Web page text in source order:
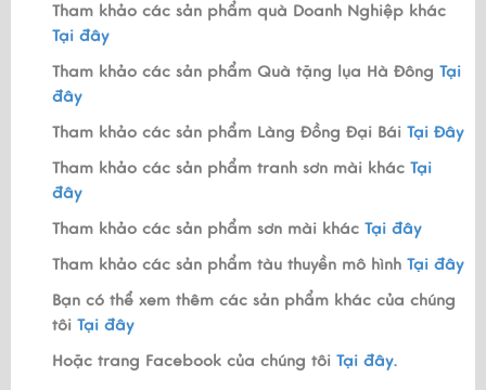
Tham khảo các sản phẩm quà Doanh Nghiệp khác
Tại đây
Tham khảo các sản phẩm Quà tặng lụa Hà Đông Tại
đây
Tham khảo các sản phẩm Làng Đồng Đại Bái Tại Đây
Tham khảo các sản phẩm tranh sơn mài khác Tại
đây
Tham khảo các sản phẩm sơn mài khác Tại đây
Tham khảo các sản phẩm tàu thuyền mô hình Tại đây
Bạn có thể xem thêm các sản phẩm khác của chúng
tôi Tại đây
Hoặc trang Facebook của chúng tôi Tại đây.